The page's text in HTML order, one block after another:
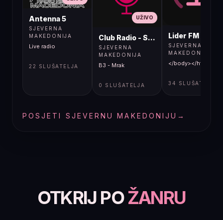
Antenna 5
SJEVERNA
MAKEDONIJA
Live radio
22 SLUŠATELJA
UŽIVO
Club Radio - Skopje, Mcedonia
SJEVERNA
MAKEDONIJA
B3 - Mrak
0 SLUŠATELJA
Lider FM 107,4
SJEVERNA
MAKEDONIJA
</body></html>
34 SLUŠATELJA
POSJETI SJEVERNU MAKEDONIJU →
OTKRIJ POŽANRU